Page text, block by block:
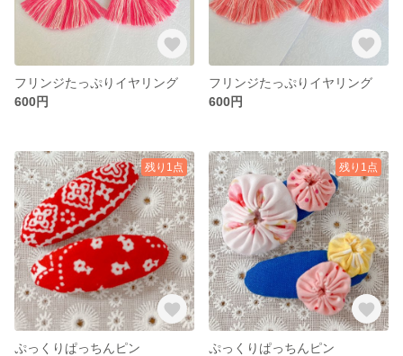
フリンジたっぷりイヤリング
600円
フリンジたっぷりイヤリング
600円
残り1点
ぷっくりぱっちんピン
残り1点
ぷっくりぱっちんピン